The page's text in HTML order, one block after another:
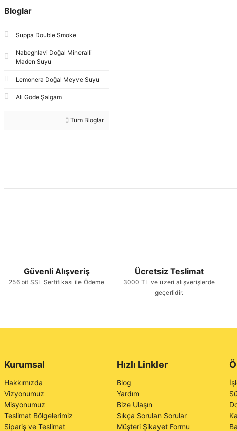
Bloglar
Suppa Double Smoke
Nabeghlavi Doğal Mineralli
Maden Suyu
Lemonera Doğal Meyve Suyu
Ali Göde Şalgam
Tüm Bloglar
Güvenli Alışveriş
256 bit SSL Sertifikası ile Ödeme
Ücretsiz Teslimat
3000 TL ve üzeri alışverişlerde
geçerlidir.
Kurumsal
Hakkımızda
Vizyonumuz
Misyonumuz
Teslimat Bölgelerimiz
Sipariş ve Teslimat
Hızlı Linkler
Blog
Yardım
Bize Ulaşın
Sıkça Sorulan Sorular
Müşteri Şikayet Formu